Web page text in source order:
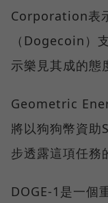
Corporation表
（Dogecoin）
示樂見其成的態
Geometric
將以狗狗幣資助
步透露這項任務
DOGE-1是一個